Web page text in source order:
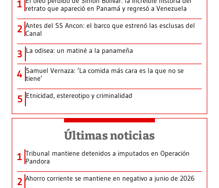
1 retrato que apareció en Panamá y regresó a Venezuela
2 Antes del SS Ancon: el barco que estrenó las esclusas del
Canal
3 La odisea: un matiné a la panameña
4 Samuel Vernaza: ‘La comida más cara es la que no se
tiene’
5 Etnicidad, estereotipo y criminalidad
Últimas noticias
1 Tribunal mantiene detenidos a imputados en Operación
Pandora
2 Ahorro corriente se mantiene en negativo a junio de 2026